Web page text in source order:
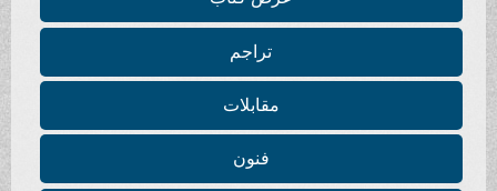
تراجم
مقابلات
فنون